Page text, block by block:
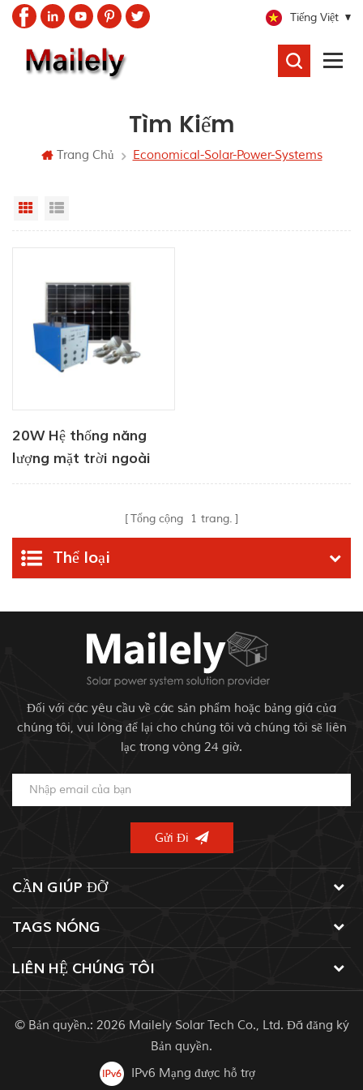
Tiếng Việt
Tìm Kiếm
Trang Chủ Economical-Solar-Power-Systems
Grid View
20W Hệ thống năng
lượng mặt trời ngoài
trời di động
Tổng cộng 1 trang.
Thể loại
Đối với các yêu cầu về các sản phẩm hoặc bảng giá của
chúng tôi, vui lòng để lại cho chúng tôi và chúng tôi sẽ liên
lạc trong vòng 24 giờ.
CẦN GIÚP ĐỠ
TAGS NÓNG
LIÊN HỆ CHÚNG TÔI
© Bản quyền.: 2026 Mailely Solar Tech Co., Ltd. Đã đăng ký
Bản quyền.
IPv6 Mạng được hỗ trợ